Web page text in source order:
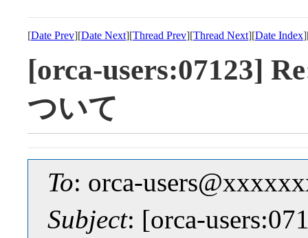
[Date Prev][Date Next][Thread Prev][Thread Next][Date Index
[orca-users:07123]
ついて
To: orca-
Subject: [orca-